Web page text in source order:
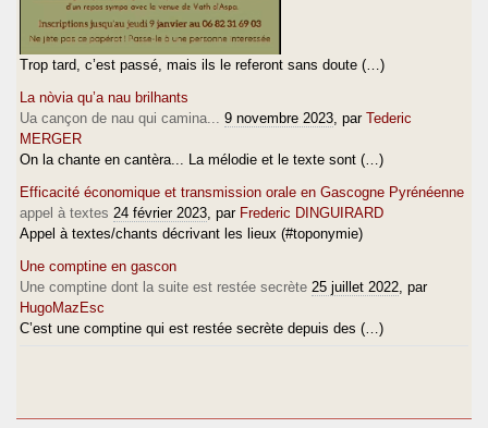
Trop tard, c’est passé, mais ils le referont sans doute (…)
La nòvia qu’a nau brilhants
Ua cançon de nau qui camina...
9 novembre 2023 , par Tederic
MERGER
On la chante en cantèra... La mélodie et le texte sont (…)
Efficacité économique et transmission orale en Gascogne Pyrénéenne
appel à textes 24 février 2023 , par Frederic DINGUIRARD
Appel à textes/chants décrivant les lieux (#toponymie)
Une comptine en gascon
Une comptine dont la suite est restée secrète 25 juillet 2022 , par
HugoMazEsc
C’est une comptine qui est restée secrète depuis des (…)